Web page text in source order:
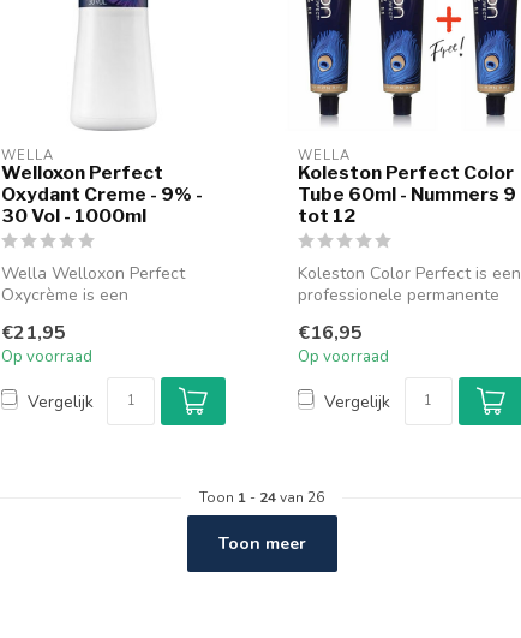
WELLA
Welloxon Perfect
Oxydant Creme - 9% -
30 Vol - 1000ml
Wella Welloxon Perfect
Oxycrème is een
waterstofperoxide-
ontwikkel...
€21,95
Op voorraad
Vergelijk
WELLA
Koleston Perfect Color
Tube 60ml - Nummers 9
tot 12
Koleston Color Perfect is een
professionele permanente
€16,95
Op voorraad
Vergelijk
Toon 1 - 24van 26
Toon meer